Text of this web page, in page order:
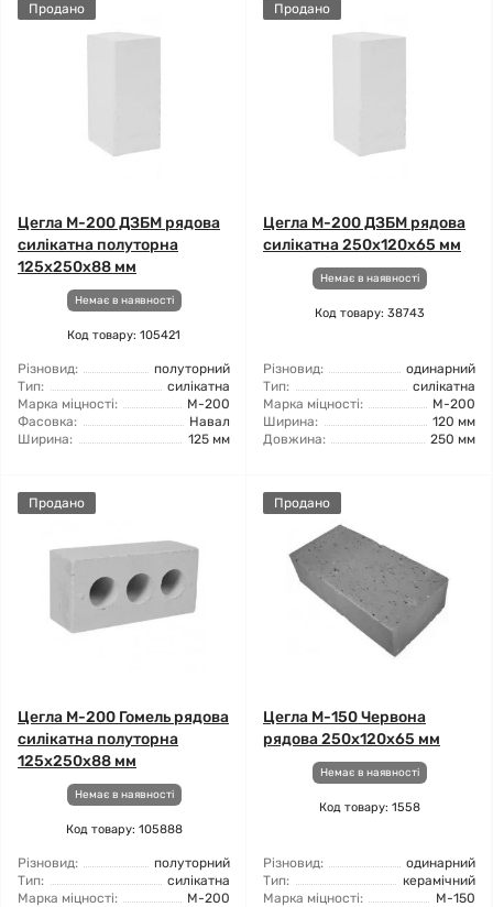
Продано
Цегла М-200 ДЗБМ рядова
силікатна полуторна
125х250х88 мм
Немає в наявності
Код товару: 105421
Різновид:
полуторний
Тип:
силікатна
Марка міцності:
М-200
Фасовка:
Навал
Ширина:
125 мм
Продано
Цегла М-200 ДЗБМ рядова
силікатна 250х120х65 мм
Немає в наявності
Код товару: 38743
Різновид:
одинарний
Тип:
силікатна
Марка міцності:
М-200
Ширина:
120 мм
Довжина:
250 мм
Продано
Цегла М-200 Гомель рядова
силікатна полуторна
125х250х88 мм
Немає в наявності
Код товару: 105888
Різновид:
полуторний
Тип:
силікатна
Марка міцності:
М-200
Продано
Цегла М-150 Червона
рядова 250х120х65 мм
Немає в наявності
Код товару: 1558
Різновид:
одинарний
Тип:
керамічний
Марка міцності:
М-150